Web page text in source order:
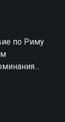
по Риму
вкус
римской